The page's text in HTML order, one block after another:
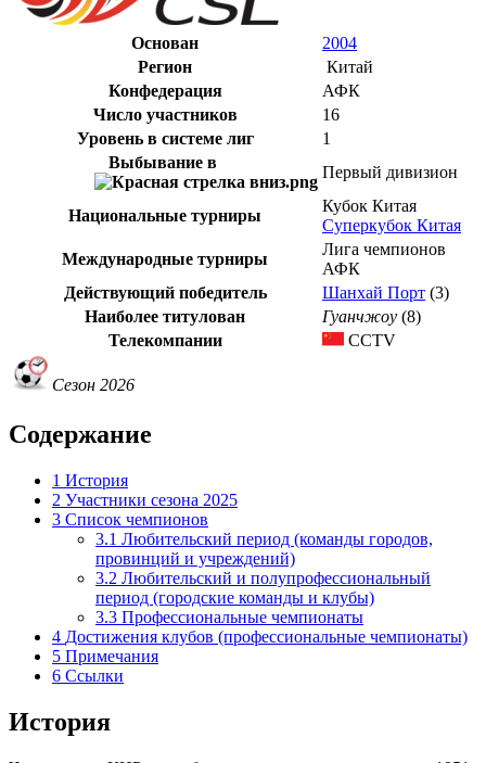
Основан
2004
Регион
Китай
Конфедерация
АФК
Число участников
16
Уровень в системе лиг
1
Выбывание в
Первый дивизион
Национальные турниры
Кубок Китая
Суперкубок Китая
Международные турниры
Лига чемпионов
АФК
Действующий победитель
Шанхай Порт (3)
Наиболее титулован
Гуанчжоу (8)
Телекомпании
CCTV
Сезон 2026
Содержание
1 История
2 Участники сезона 2025
3 Список чемпионов
3.1 Любительский период (команды городов,
провинций и учреждений)
3.2 Любительский и полупрофессиональный
период (городские команды и клубы)
3.3 Профессиональные чемпионаты
4 Достижения клубов (профессиональные чемпионаты)
5 Примечания
6 Ссылки
История